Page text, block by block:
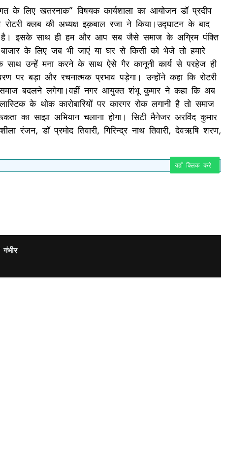
के लिए खतरनाक” विषयक कार्यशाला का आयोजन डॉ प्रदीप
क्लब की अध्यक्ष इक़बाल रजा ने किया।उद्घाटन के बाद
है। इसके साथ ही हम और आप सब जैसे समाज के अग्रिम पंक्ति
के लिए जब भी जाएं या घर से किसी को भेजे तो हमारे
साथ उन्हें मना करने के साथ ऐसे गैर कानूनी कार्य से परहेज ही
पर बड़ा और रचनात्मक प्रभाव पड़ेगा। उन्होंने कहा कि रोटरी
बदलने लगेगा।वहीं नगर आयुक्त शंभू कुमार ने कहा कि अब
के थोक कारोबारियों पर कारगर रोक लगानी है तो समाज
साझा अभियान चलाना होगा। सिटी मैनेजर अरविंद कुमार
रंजन, डॉ प्रमोद तिवारी, गिरिन्द्र नाथ तिवारी, देवऋषि शरण,
यहाँ क्लिक करे